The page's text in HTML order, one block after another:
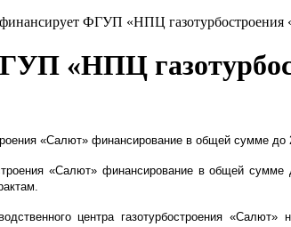
ФГУП «НПЦ газотурбостроения
«НПЦ
«Салют» финансирование в общей сумме до
«Салют» финансирование в общей сумме
центра газотурбостроения